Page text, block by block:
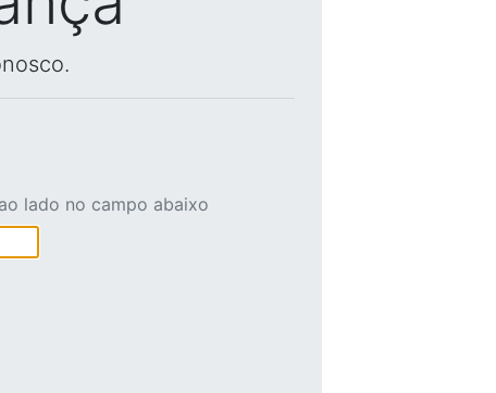
lado no campo abaixo